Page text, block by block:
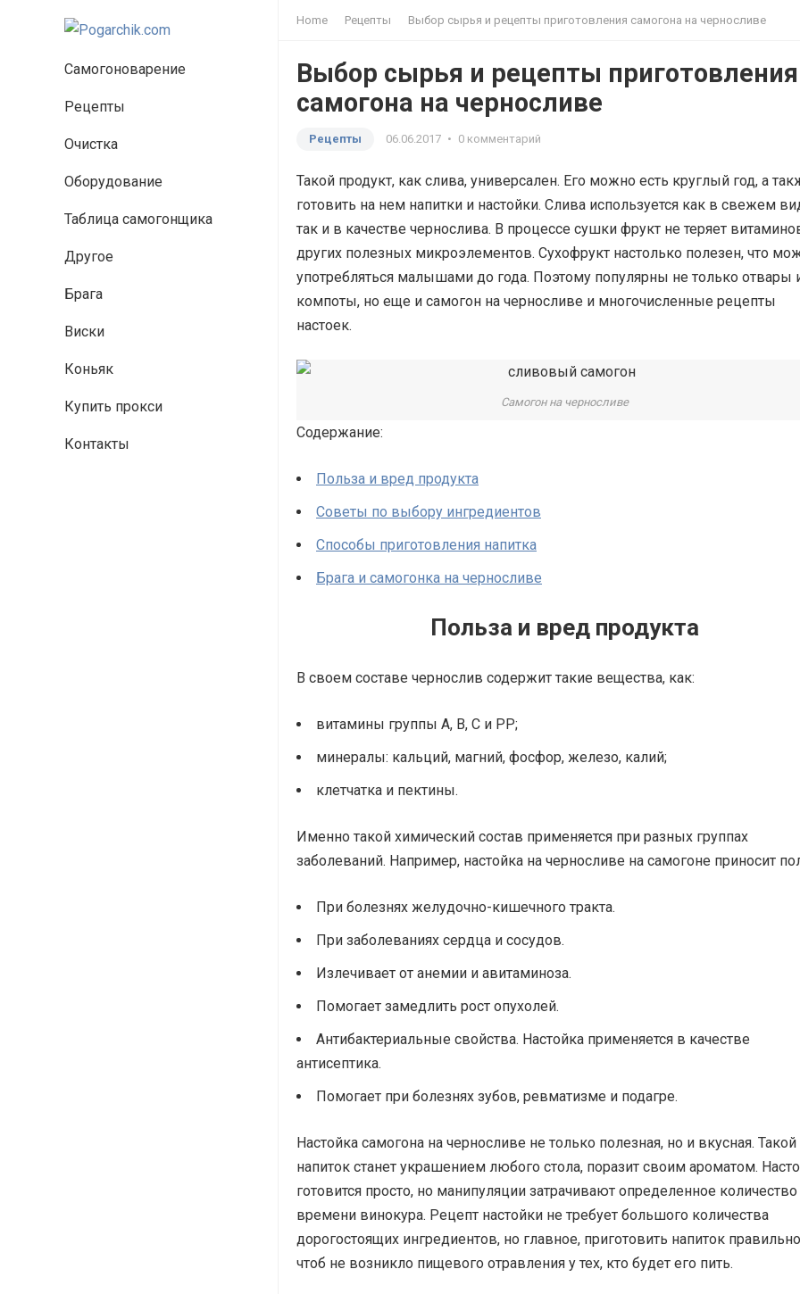
Самогоноварение
Рецепты
Очистка
Оборудование
Таблица самогонщика
Другое
Брага
Виски
Коньяк
Купить прокси
Контакты
Home Рецепты Выбор сырья и рецепты приготовления самогона на черносливе
Выбор сырья и рецепты приготовления
самогона на черносливе
Рецепты 06.06.2017 • 0 комментарий
Такой продукт, как слива, универсален. Его можно есть круглый год, а
готовить на нем напитки и настойки. Слива используется как в свежем
так и в качестве чернослива. В процессе сушки фрукт не теряет
других полезных микроэлементов. Сухофрукт настолько полезен, что
употребляться малышами до года. Поэтому популярны не только отвары
компоты, но еще и самогон на черносливе и многочисленные рецепты
настоек.
Самогон на черносливе
Содержание:
Польза и вред продукта
Советы по выбору ингредиентов
Способы приготовления напитка
Брага и самогонка на черносливе
Польза и вред продукта
В своем составе чернослив содержит такие вещества, как:
витамины группы A, B, C и PP;
минералы: кальций, магний, фосфор, железо, калий;
клетчатка и пектины.
Именно такой химический состав применяется при разных группах
заболеваний. Например, настойка на черносливе на самогоне приносит
При болезнях желудочно-кишечного тракта.
При заболеваниях сердца и сосудов.
Излечивает от анемии и авитаминоза.
Помогает замедлить рост опухолей.
Антибактериальные свойства. Настойка применяется в качестве
антисептика.
Помогает при болезнях зубов, ревматизме и подагре.
Настойка самогона на черносливе не только полезная, но и вкусная. Такой
напиток станет украшением любого стола, поразит своим ароматом.
готовится просто, но манипуляции затрачивают определенное количество
времени винокура. Рецепт настойки не требует большого количества
дорогостоящих ингредиентов, но главное, приготовить напиток
чтоб не возникло пищевого отравления у тех, кто будет его пить.